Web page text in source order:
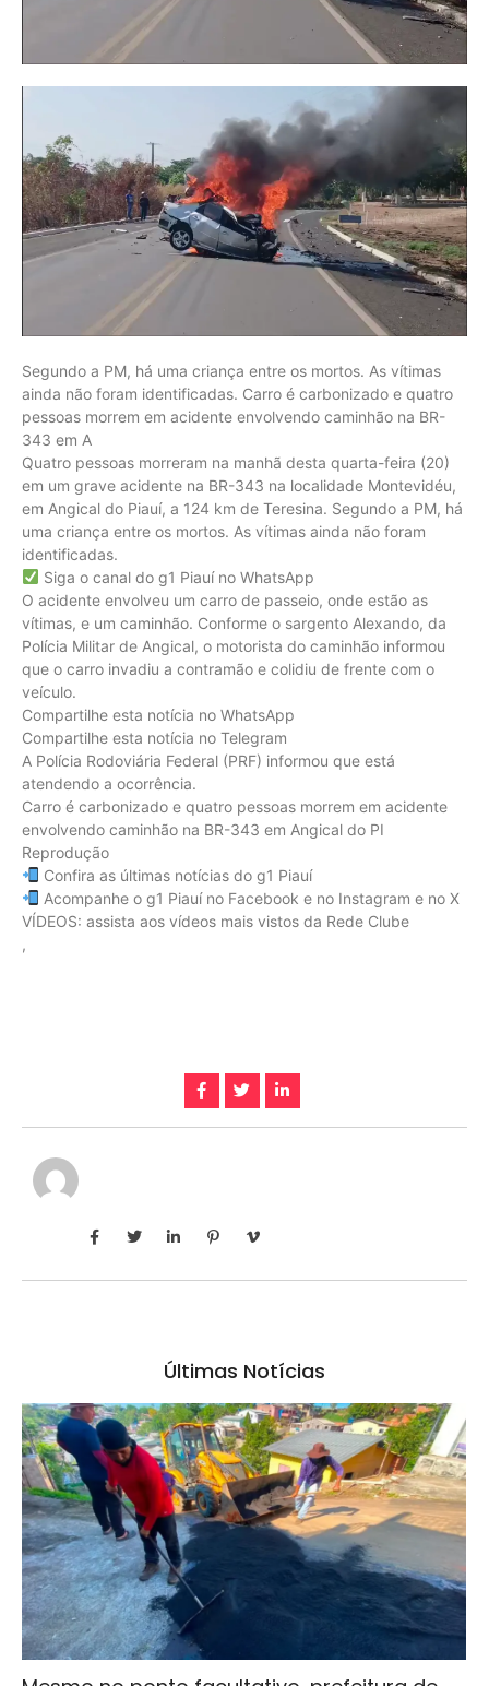
Segundo a PM, há uma criança entre os mortos. As vítimas
ainda não foram identificadas. Carro é carbonizado e quatro
pessoas morrem em acidente envolvendo caminhão na BR-
343 em A
Quatro pessoas morreram na manhã desta quarta-feira (20)
em um grave acidente na BR-343 na localidade Montevidéu,
em Angical do Piauí, a 124 km de Teresina. Segundo a PM, há
uma criança entre os mortos. As vítimas ainda não foram
identificadas.
Siga o canal do g1 Piauí no WhatsApp
O acidente envolveu um carro de passeio, onde estão as
vítimas, e um caminhão. Conforme o sargento Alexando, da
Polícia Militar de Angical, o motorista do caminhão informou
que o carro invadiu a contramão e colidiu de frente com o
veículo.
Compartilhe esta notícia no WhatsApp
Compartilhe esta notícia no Telegram
A Polícia Rodoviária Federal (PRF) informou que está
atendendo a ocorrência.
Carro é carbonizado e quatro pessoas morrem em acidente
envolvendo caminhão na BR-343 em Angical do PI
Reprodução
Confira as últimas notícias do g1 Piauí
Acompanhe o g1 Piauí no Facebook e no Instagram e no X
VÍDEOS: assista aos vídeos mais vistos da Rede Clube
,
Últimas Notícias